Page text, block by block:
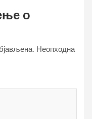
о
Неопходна